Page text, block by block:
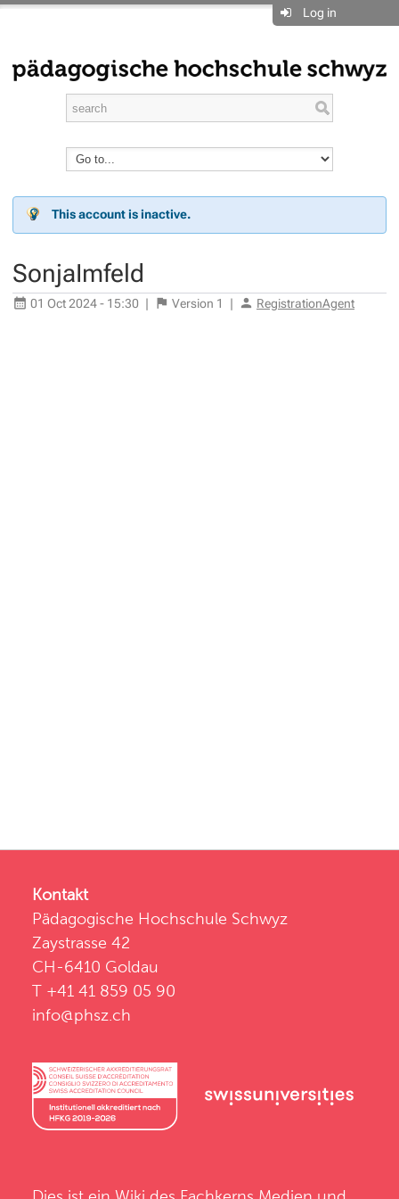
Log in
This account is inactive.
SonjaImfeld
01 Oct 2024 - 15:30 | Version 1 | RegistrationAgent
Kontakt
Pädagogische Hochschule Schwyz
Zaystrasse 42
CH-6410 Goldau
T +41 41 859 05 90
info@phsz.ch